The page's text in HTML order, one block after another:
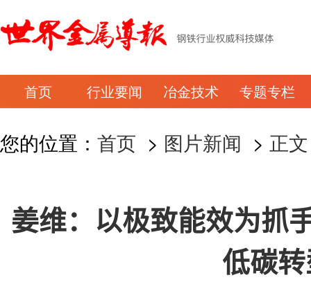
首页 行业要闻 冶金技术 专题专栏
您的位置： 首页 > 图片新闻 > 正文
姜维：以极致能效为抓
低碳